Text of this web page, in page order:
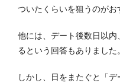
ついたくらいを狙うのがお
他には、デート後数日以
るという回答もありました。
しかし、日をまたぐと「